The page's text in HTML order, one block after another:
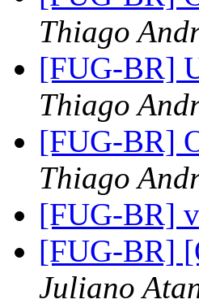
Thiago
[FUG-BR]
Thiago
[FUG-BR]
Thiago
[FUG-BR]
[FUG-BR]
Juliano